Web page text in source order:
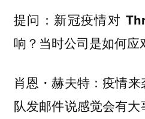
提问：新冠疫情对
响？当时公司是如何应
肖恩・赫夫特：疫情来
队发邮件说感觉会有